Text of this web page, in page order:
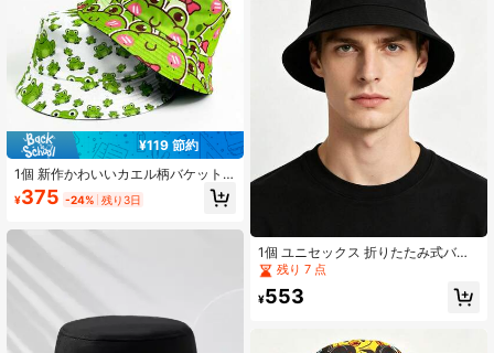
¥119 節約
1個 新作かわいいカエル柄バケット
ハット、ビーチ旅行に最適、理想的
なギフト、軽量で通気性抜群、アウ
に最適
¥375 -24% 残り3日
1個 ユニセックス 折りたたみ式バケ
ットハット 女性用 日よけ パナマ メ
ンズ 無地 サンボンネット フェドラ
アウトドア フィッシャーマン ビーチ
残り 7 点
¥553